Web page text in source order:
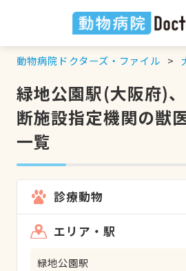
動物病院ドクターズ・ファイル
緑地公園駅(大阪府)
断施設指定機関の獣
一覧
診療動物
エリア・駅
緑地公園駅